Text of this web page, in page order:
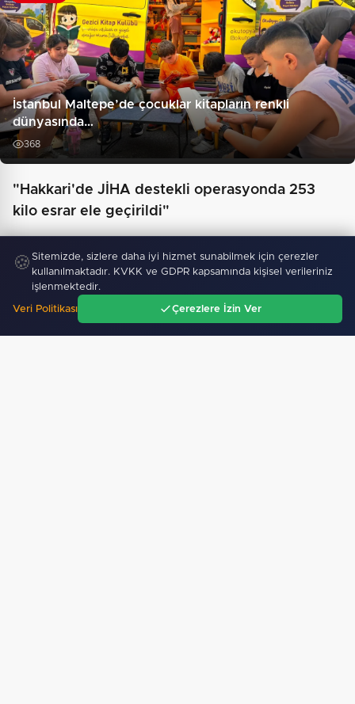
İstanbul Maltepe’de çocuklar kitapların renkli
dünyasında…
368
"Hakkari'de JİHA destekli operasyonda 253
kilo esrar ele geçirildi"
🍪 Sitemizde, sizlere daha iyi hizmet sunabilmek için çerezler
kullanılmaktadır. KVKK ve GDPR kapsamında kişisel verileriniz
işlenmektedir.
Veri Politikası Çerezlere İzin Ver
Gündem Ara Menü